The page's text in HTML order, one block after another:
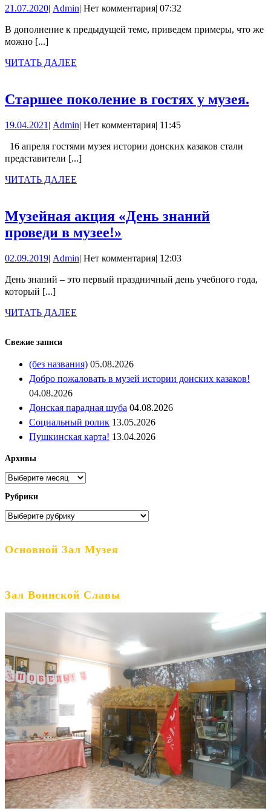
МОЖНО
БЫЛО
21.07.202021.07.2020
| AdminAdmin
| Нет комментария| 07:32
В дополнение к предыдущей теме, приведем примеры, что же
можно [...]
ЧИТАТЬ ДАЛЕЕ
Старшее поколение в гостях у музея.
19.04.2021 19.04.2021
| AdminAdmin
| Нет комментария| 11:45
16 апреля гостями музея истории донских казаков стали
представители [...]
ЧИТАТЬ ДАЛЕЕ
Музейная акция «День знаний
проведи в музее!»
«День
знаний
02.09.201902.09.2019
| AdminAdmin
| Нет комментария| 12:03
День знаний – это первый праздничный день учебного года,
который [...]
ЧИТАТЬ ДАЛЕЕ
Свежие записи
(без названия) 05.08.2026
Добро пожаловать в музей истории донских казаков!
04.08.2026
Донская парадная шуба 04.08.2026
Социальный ролик 13.05.2026
Пушкинская карта! 13.04.2026
Архивы
Архивы
Рубрики
Рубрики
Основной Зал Музея
Зал Воинской Славы